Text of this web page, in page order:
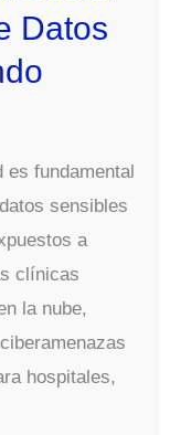
Datos
es fundamental
sensibles
a
clínicas
la nube,
hospitales,